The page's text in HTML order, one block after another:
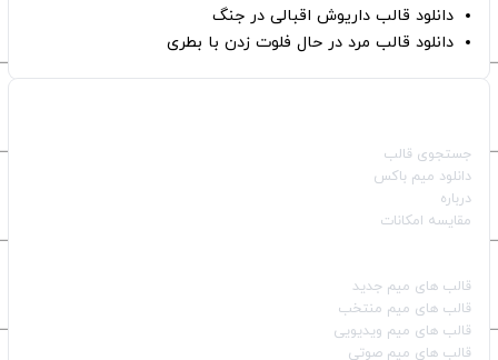
دانلود قالب داریوش اقبالی در جنگ
دانلود قالب مرد در حال فلوت زدن با بطری
جستجوی قالب
دانلود میم باکس
درباره
مقایسه امکانات
قالب‌ های میم جدید
قالب‌ های میم منتخب
قالب‌ های میم ویدیویی
قالب‌ های میم صوتی